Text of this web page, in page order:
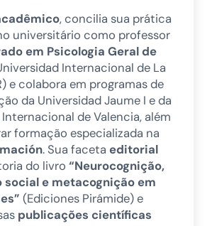
, concilia sua prática
universitário como professor
em Psicologia Geral de
Internacional de La
e colabora em programas de
da Universidad Jaume I e da
de Valencia, além
formação especializada na
. Sua faceta editorial
do livro “Neurocognição,
social e metacognição em
(Ediciones Pirámide) e
publicações científicas